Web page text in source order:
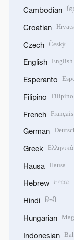
Cambodian ខ្មែរ
Croatian
Czech Český
English English
Esperanto
Filipino Filipino
French Français
German
Greek Ελληνικά
Hausa Hausa
Hebrew עברית
Hindi हिन्दी
Hungarian
Indonesian